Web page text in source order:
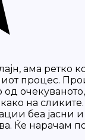
ама ретко
процес.
од
на
беа јасни
Ќе нарачам